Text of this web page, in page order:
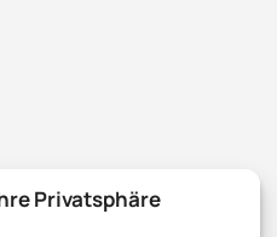
Privatsphäre